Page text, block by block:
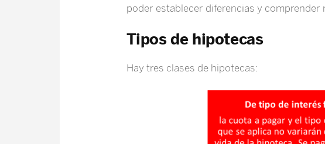
poder establecer diferencias y comprender
Tipos de hipotecas
Hay tres clases de hipotecas: